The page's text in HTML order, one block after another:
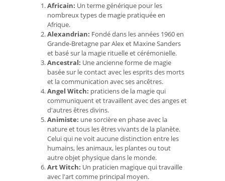
Africain: Un terme générique pour les
nombreux types de magie pratiquée en
Afrique.
Alexandrian: Fondé dans les années 1960 en
Grande-Bretagne par Alex et Maxine Sanders
et basé sur la magie rituelle et cérémonielle.
Ancestral: Une ancienne forme de magie
basée sur le contact avec les esprits des morts
et la communication avec ses ancêtres.
Angel Witch: praticiens de la magie qui
communiquent et travaillent avec des anges et
d'autres êtres divins.
Animiste: une sorcière en phase avec la
nature et tous les êtres vivants de la planète.
Celui qui ne voit aucune distinction entre les
humains, les animaux, les plantes ou tout
autre objet physique dans le monde.
Art Witch: Un praticien magique qui travaille
avec l'art comme principal moyen.